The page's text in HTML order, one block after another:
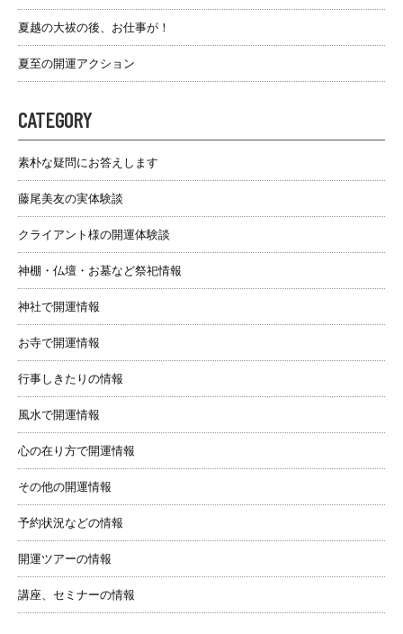
夏越の大祓の後、お仕事が！
夏至の開運アクション
CATEGORY
素朴な疑問にお答えします
藤尾美友の実体験談
クライアント様の開運体験談
神棚・仏壇・お墓など祭祀情報
神社で開運情報
お寺で開運情報
行事しきたりの情報
風水で開運情報
心の在り方で開運情報
その他の開運情報
予約状況などの情報
開運ツアーの情報
講座、セミナーの情報